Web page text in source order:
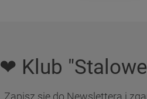
❤ Klub
Zapisz się do Newslettera i